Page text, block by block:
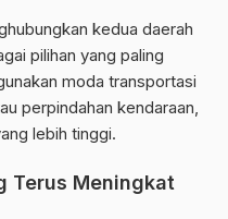
kedua daerah
pilihan yang paling
moda transportasi
perpindahan kendaraan,
lebih tinggi.
Terus Meningkat